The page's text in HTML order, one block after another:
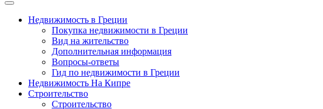
Недвижимость в Греции
Покупка недвижимости в Греции
Вид на жительство
Дополнительная информация
Вопросы-ответы
Гид по недвижимости в Греции
Недвижимость На Кипре
Строительство
Строительство